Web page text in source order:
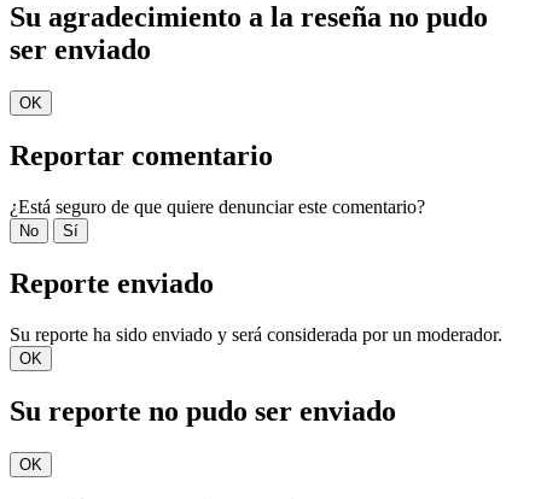
Su agradecimiento a la reseña no pudo
ser enviado
OK
Reportar comentario
¿Está seguro de que quiere denunciar este comentario?
No Sí
Reporte enviado
Su reporte ha sido enviado y será considerada por un moderador.
OK
Su reporte no pudo ser enviado
OK